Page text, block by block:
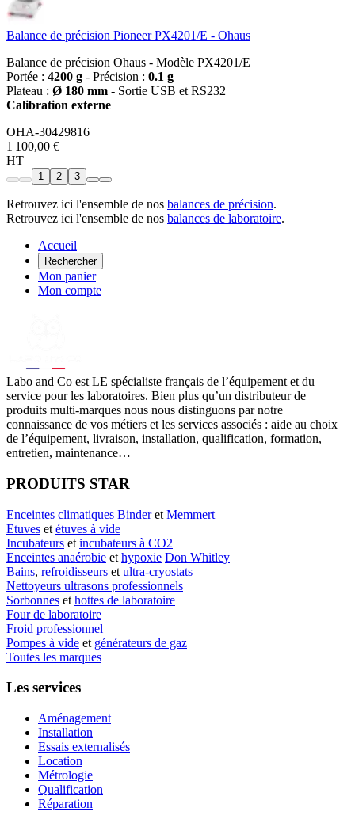
Balance de précision Pioneer PX4201/E - Ohaus
Balance de précision Ohaus - Modèle PX4201/E
Portée : 4200 g - Précision : 0.1 g
Plateau : Ø 180 mm - Sortie USB et RS232
Calibration externe
OHA-30429816
1 100,00 €
HT
1 2 3
Retrouvez ici l'ensemble de nos balances de précision.
Retrouvez ici l'ensemble de nos balances de laboratoire.
Accueil
Rechercher
Mon panier
Mon compte
Labo and Co est LE spécialiste français de l’équipement et du
service pour les laboratoires. Bien plus qu’un distributeur de
produits multi-marques nous nous distinguons par notre
connaissance de vos métiers et les services associés : aide au choix
de l’équipement, livraison, installation, qualification, formation,
entretien, maintenance…
PRODUITS STAR
Enceintes climatiques Binderet Memmert
Etuves et étuves à vide
Incubateurs et incubateurs à CO2
Enceintes anaérobie et hypoxie Don Whitley
Bains, refroidisseurs et ultra-cryostats
Nettoyeurs ultrasons professionnels
Sorbonnes et hottes de laboratoire
Four de laboratoire
Froid professionnel
Pompes à vide et générateurs de gaz
Toutes les marques
Les services
Aménagement
Installation
Essais externalisés
Location
Métrologie
Qualification
Réparation